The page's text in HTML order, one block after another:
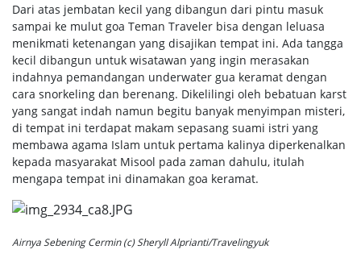
Dari atas jembatan kecil yang dibangun dari pintu masuk
sampai ke mulut goa Teman Traveler bisa dengan leluasa
menikmati ketenangan yang disajikan tempat ini. Ada tangga
kecil dibangun untuk wisatawan yang ingin merasakan
indahnya pemandangan underwater gua keramat dengan
cara snorkeling dan berenang. Dikelilingi oleh bebatuan karst
yang sangat indah namun begitu banyak menyimpan misteri,
di tempat ini terdapat makam sepasang suami istri yang
membawa agama Islam untuk pertama kalinya diperkenalkan
kepada masyarakat Misool pada zaman dahulu, itulah
mengapa tempat ini dinamakan goa keramat.
Airnya Sebening Cermin (c) Sheryll Alprianti/Travelingyuk